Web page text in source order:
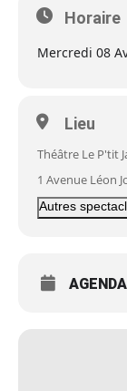
Horaire
Mercredi 08
Lieu
Théâtre Le P'tit
1 Avenue Léon
Autres